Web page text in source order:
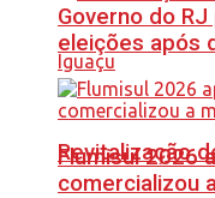
Revitalização
Governo do
eleições após
Flumisul 2026
comercializou